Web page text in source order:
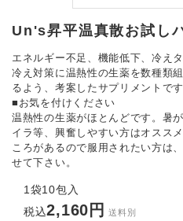
Un's昇平温真散お試し
エネルギー不足、機能低下、冷え
冷え対策に温熱性の生薬を数種類
るよう、考案したサプリメントです
■お気を付けください
温熱性の生薬がほとんどです。暑
イラ等、興奮しやすい方はオスス
ころがあるので服用されたい方は
せて下さい。
1袋10包入
税込2,160円 送料別